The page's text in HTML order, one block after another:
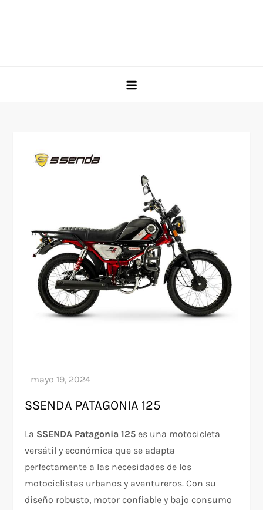
SSENDA PATAGONIA 125
La SSENDA Patagonia 125 es una motocicleta
versátil y económica que se adapta
perfectamente a las necesidades de los
motociclistas urbanos y aventureros. Con su
diseño robusto, motor confiable y bajo consumo